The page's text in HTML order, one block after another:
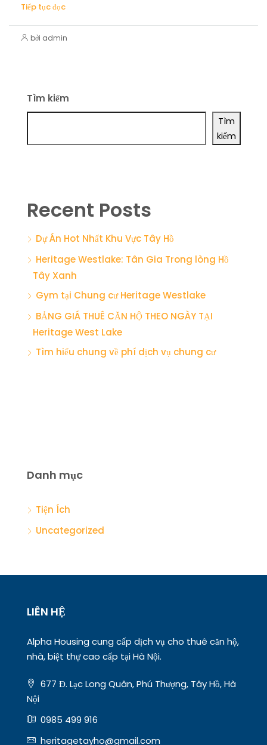
Tiếp tục đọc
bởi admin
Tìm kiếm
Tìm
kiếm
Recent Posts
Dự Án Hot Nhất Khu Vực Tây Hồ
Heritage Westlake: Tân Gia Trong lòng Hồ
Tây Xanh
Gym tại Chung cư Heritage Westlake
BẢNG GIÁ THUÊ CĂN HỘ THEO NGÀY TẠI
Heritage West Lake
Tìm hiểu chung về phí dịch vụ chung cư
Danh mục
Tiện Ích
Uncategorized
LIÊN HỆ
Alpha Housing cung cấp dịch vụ cho thuê căn hộ,
nhà, biệt thự cao cấp tại Hà Nội.
677 Đ. Lạc Long Quân, Phú Thượng, Tây Hồ, Hà
Nội
0985 499 916
heritagetayho@gmail.com